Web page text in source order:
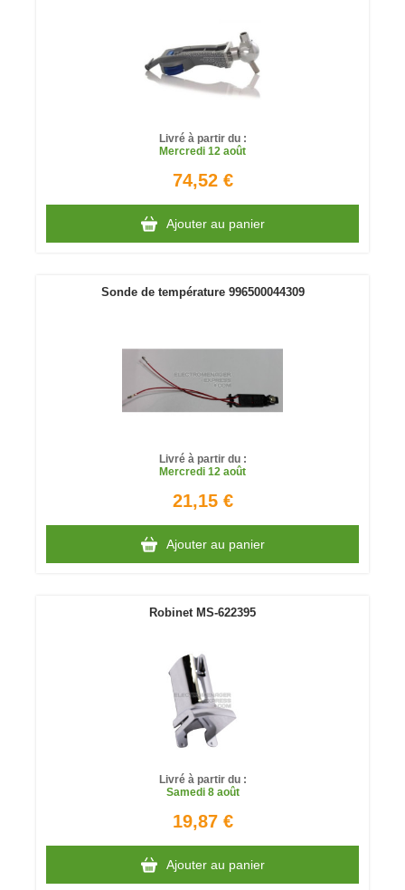
Livré à partir du :
Mercredi 12 août
74,52 €
Ajouter au panier
Sonde de température 996500044309
Livré à partir du :
Mercredi 12 août
21,15 €
Ajouter au panier
Robinet MS-622395
Livré à partir du :
Samedi8 août
19,87 €
Ajouter au panier